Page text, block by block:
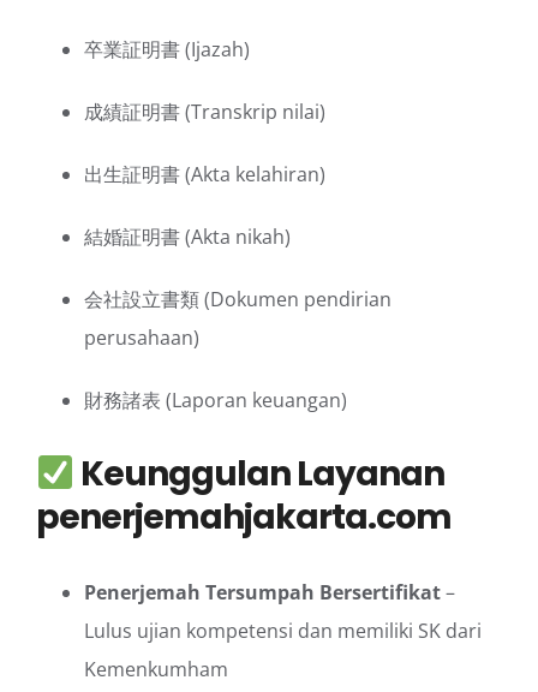
卒業証明書 (Ijazah)
成績証明書 (Transkrip nilai)
出生証明書 (Akta kelahiran)
結婚証明書 (Akta nikah)
会社設立書類 (Dokumen pendirian
perusahaan)
財務諸表 (Laporan keuangan)
Keunggulan Layanan
penerjemahjakarta.com
Penerjemah Tersumpah Bersertifikat–
Lulus ujian kompetensi dan memiliki SK dari
Kemenkumham